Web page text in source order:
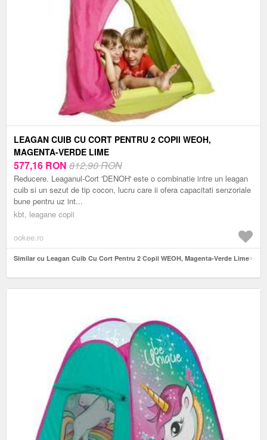
LEAGAN CUIB CU CORT PENTRU 2 COPII WEOH,
MAGENTA-VERDE LIME
577,16 RON 812,90 RON
Reducere. Leaganul-Cort 'DENOH' este o combinatie intre un leagan
cuib si un sezut de tip cocon, lucru care ii ofera capacitati senzoriale
bune pentru uz int...
kbt, leagane copii
ookee.ro
Similar cu Leagan Cuib Cu Cort Pentru 2 Copii WEOH, Magenta-Verde Lime